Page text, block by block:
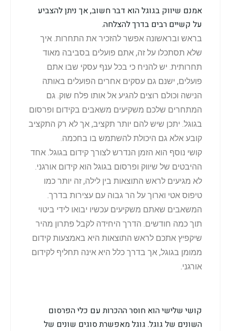
אמנם שיווק בגוגל הוא דבר חשוב, אך ניתן להצביע
על קשיים רבים בדרך להצלחה.
בראש ובראשונה אפשר להזכיר את התחרות. איך
שלא תסתכלו על זה, אתם פועלים בסביבה מאוד
תחרותית. יש להניח כי בכל ענף עסקי שבו אתם
פועלים, ישנם גם עסקים אחרים הפועלים באותה
הנישה וכולם רוצים להגיע אל אותו פלח שוק. גם
המתחרים שלכם משקיעים משאבים בקידום ופרסום
בגוגל. יתכן שיש להם יותר תקציב, אך לא רק התקציב
קובע אלא גם היכולת להשתמש בו בחכמה.
קושי נוסף הוא הזמן הנדרש לצורך קידום בגוגל. אחד
ההיבטים של שיווק ופרסום בגוגל הוא קידום אורגני.
לא מגיעים לראש התוצאות בין לילה, זה יותר כמו
טיפוס אטי וארוך על הר גבוה עם עצירות בדרך.
המשאבים שאתם משקיעים עכשיו יבואו לידי ביטוי
תוך כמה חודשים. הדרך היחידה לקבל פתרון מהיר
שיקפיץ אתכם לראש התוצאות היא באמצעות קידום
ממומן בגוגל, אך בדרך כלל היא אינה תחליף לקידום
אורגני.
קושי שלישי הוא חוסר ההכרות עם כלי הפרסום
השונים של גוגל. גוגל מאפשרת סוגים שונים של